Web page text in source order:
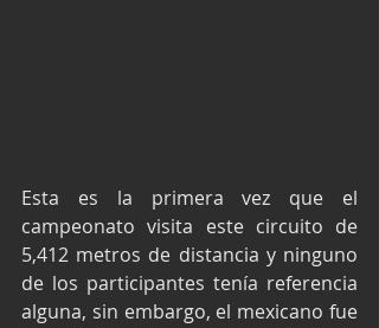
Esta es la primera vez que el
campeonato visita este circuito de
5,412 metros de distancia y ninguno
de los participantes tenía referencia
alguna, sin embargo, el mexicano fue